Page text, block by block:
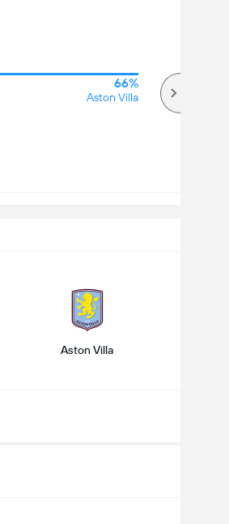
66%
Aston Villa
Aston Villa